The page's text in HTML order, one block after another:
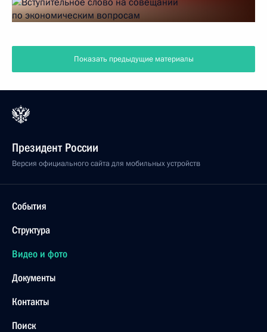
Показать предыдущие материалы
Президент России
Версия официального сайта для мобильных устройств
События
Структура
Видео и фото
Документы
Контакты
Поиск